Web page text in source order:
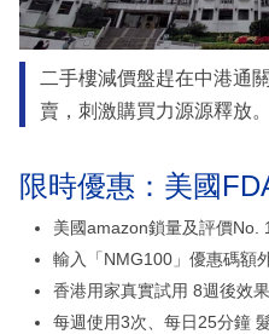
二手樓減價盤趕在中港通
賣，刺激購買力源源釋放
限時優惠：美國
美國amazon鎖量及評價No. 1
輸入「NMG100」優惠碼額
香港用家真實試用 8週後效
每週使用3次、每日25分鐘